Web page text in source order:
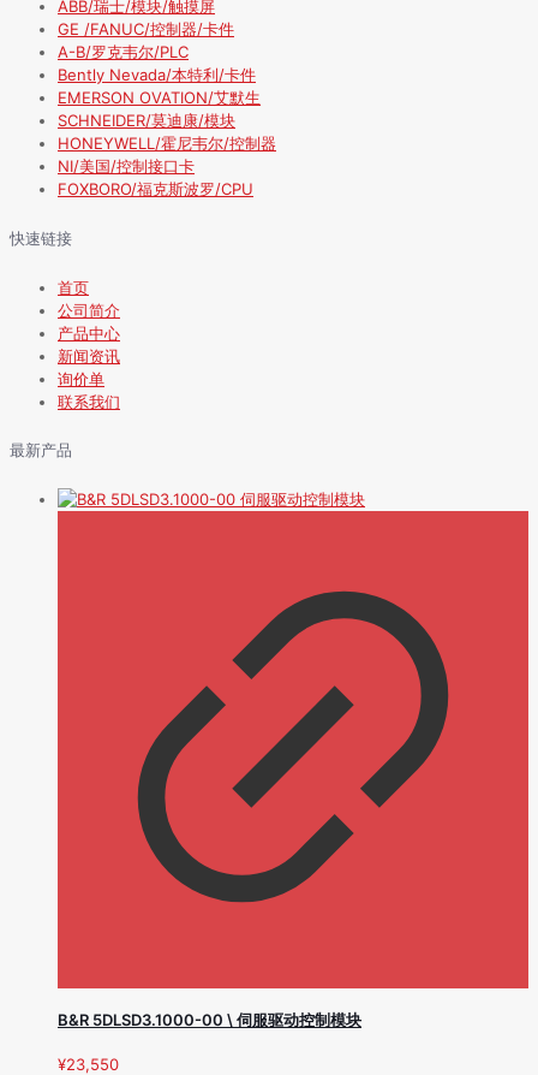
ABB/瑞士/模块/触摸屏
GE /FANUC/控制器/卡件
A-B/罗克韦尔/PLC
Bently Nevada/本特利/卡件
EMERSON OVATION/艾默生
SCHNEIDER/莫迪康/模块
HONEYWELL/霍尼韦尔/控制器
NI/美国/控制接口卡
FOXBORO/福克斯波罗/CPU
快速链接
首页
公司简介
产品中心
新闻资讯
询价单
联系我们
最新产品
B&R 5DLSD3.1000-00 \ 伺服驱动控制模块
¥23,550